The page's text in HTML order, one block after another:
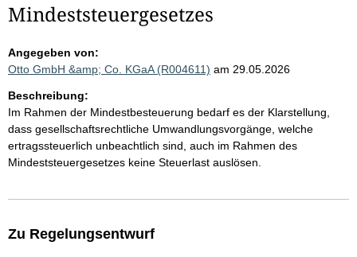
Mindeststeuergesetzes
Angegeben von:
Otto GmbH &amp; Co. KGaA (R004611) am 29.05.2026
Beschreibung:
Im Rahmen der Mindestbesteuerung bedarf es der Klarstellung,
dass gesellschaftsrechtliche Umwandlungsvorgänge, welche
ertragssteuerlich unbeachtlich sind, auch im Rahmen des
Mindeststeuergesetzes keine Steuerlast auslösen.
Zu Regelungsentwurf